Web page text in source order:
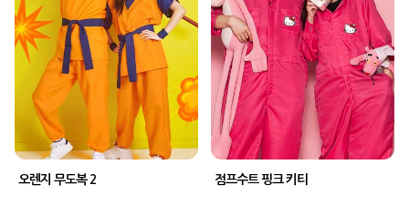
오렌지 무도복 2 점프수트 핑크 키티